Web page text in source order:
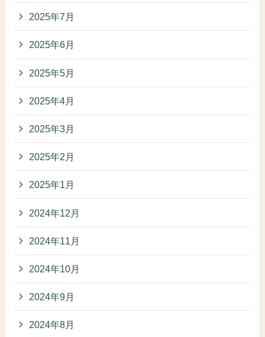
2025年7月
2025年6月
2025年5月
2025年4月
2025年3月
2025年2月
2025年1月
2024年12月
2024年11月
2024年10月
2024年9月
2024年8月